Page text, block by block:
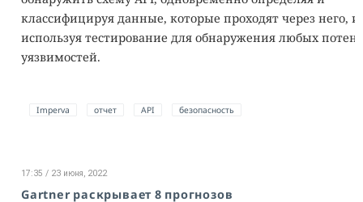
классифицируя данные, которые проходят через него, и
используя тестирование для обнаружения любых
уязвимостей.
Imperva отчет API безопасность
17:35 / 23 июня, 2022
Gartner раскрывает 8 прогнозов